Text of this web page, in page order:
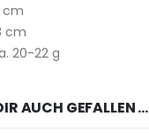
cm
cm
20-22 g
AUCH GEFALLEN …